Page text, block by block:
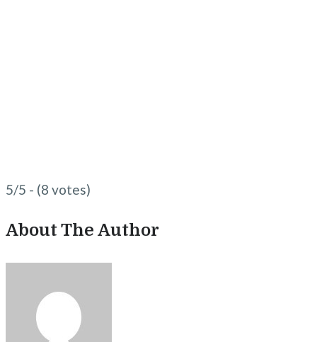
5/5 - (8 votes)
About The Author